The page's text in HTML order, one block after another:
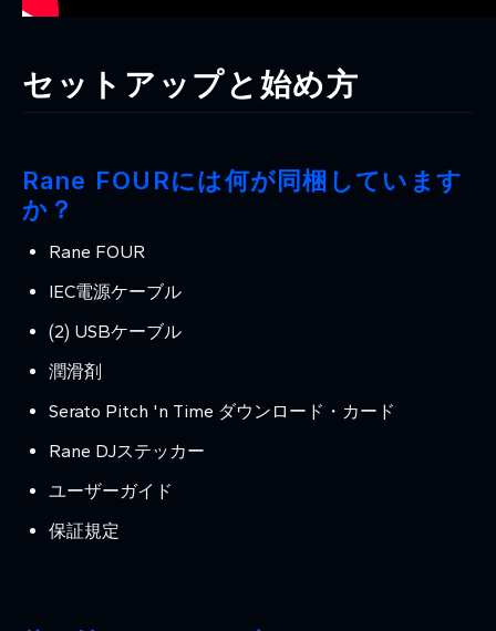
セットアップと始め方
Rane FOURには何が同梱しています
か？
Rane FOUR
IEC電源ケーブル
(2) USBケーブル
潤滑剤
Serato Pitch 'n Time ダウンロード・カード
Rane DJステッカー
ユーザーガイド
保証規定